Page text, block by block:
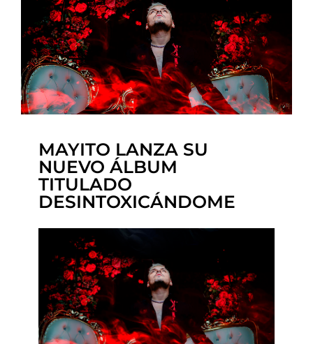
MAYITO LANZA SU
NUEVO ÁLBUM
TITULADO
DESINTOXICÁNDOME